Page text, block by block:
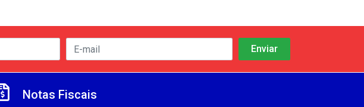
Notas Fiscais